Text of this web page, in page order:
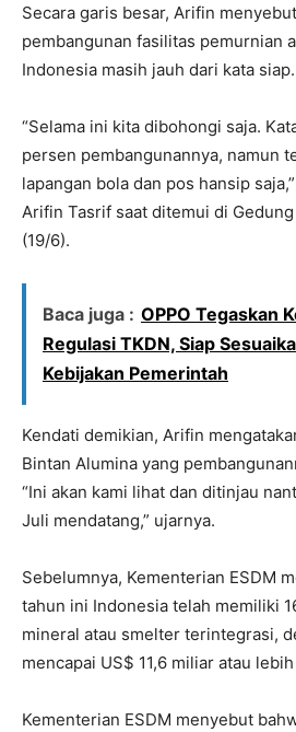
Secara garis besar, Arifin
pembangunan fasilitas pemurnian
Indonesia masih jauh dari kata siap.
“Selama ini kita dibohongi saja.
persen pembangunannya, namun
lapangan bola dan pos hansip
Arifin Tasrif saat ditemui di Gedung
(19/6).
Baca juga : OPPO Tegaskan
Regulasi TKDN, Siap
Kebijakan Pemerintah
Kendati demikian, Arifin
Bintan Alumina yang
“Ini akan kami lihat dan ditinjau
Juli mendatang,” ujarnya.
Sebelumnya, Kementerian ESDM
tahun ini Indonesia telah memiliki
mineral atau smelter terintegrasi,
mencapai US$ 11,6 miliar atau
Kementerian ESDM menyebut